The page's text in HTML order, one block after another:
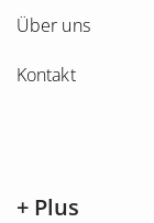
Über uns
Kontakt
+ Plus